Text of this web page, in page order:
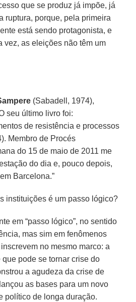
que se produz já impõe, já
ruptura, porque, pela primeira
está sendo protagonista, e
vez, as eleições não têm um
(Sabadell, 1974),
seu último livro foi:
de resistência e processos
Membro de Procés
do 15 de maio de 2011 me
do dia e, pouco depois,
Barcelona.”
instituições é um passo lógico?
em “passo lógico”, no sentido
mas sim em fenômenos
no mesmo marco: a
pode se tornar crise do
a agudeza da crise de
as bases para um novo
político de longa duração.